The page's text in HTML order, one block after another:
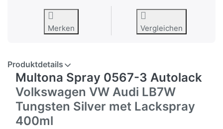
Merken Vergleichen
Produktdetails
Multona Spray 0567-3 Autolack
Volkswagen VW Audi LB7W
Tungsten Silver met Lackspray
400ml